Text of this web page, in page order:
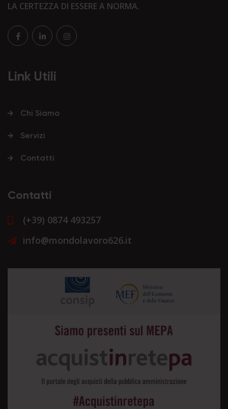
LA CERTEZZA DI ESSERE A NORMA.
Link Utili
Chi Siamo
Servizi
Contatti
Contatti
(+39) 0874 493257
info@mondolavoro626.it